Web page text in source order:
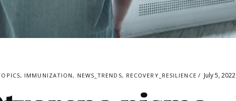
, IMMUNIZATION , NEWS_TRENDS, RECOVERY_RESILIENCE July 5, 2022